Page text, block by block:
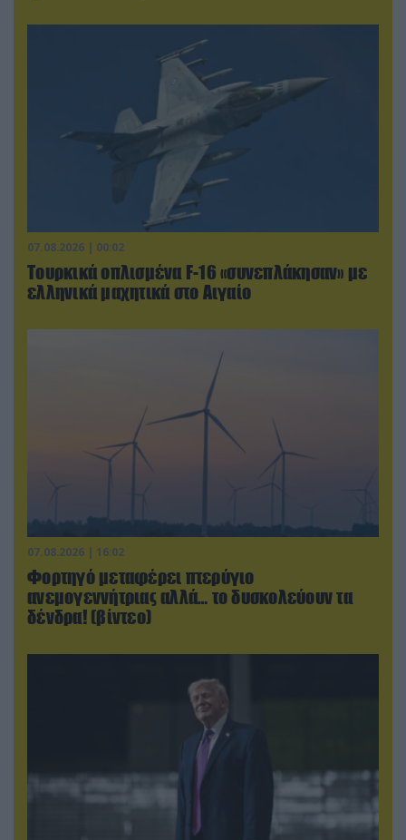
07.08.2026 | 00:02
Τουρκικά οπλισμένα F-16 «συνεπλάκησαν» με
ελληνικά μαχητικά στο Αιγαίο
07.08.2026 | 16:02
Φορτηγό μεταφέρει πτερύγιο
ανεμογεννήτριας αλλά… το δυσκολεύουν τα
δένδρα! (βίντεο)